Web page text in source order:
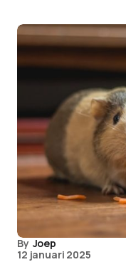
By Joep
12 januari 2025